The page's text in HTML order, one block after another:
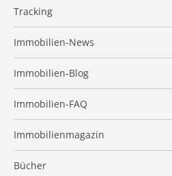
Tracking
Immobilien-News
Immobilien-Blog
Immobilien-FAQ
Immobilienmagazin
Bücher